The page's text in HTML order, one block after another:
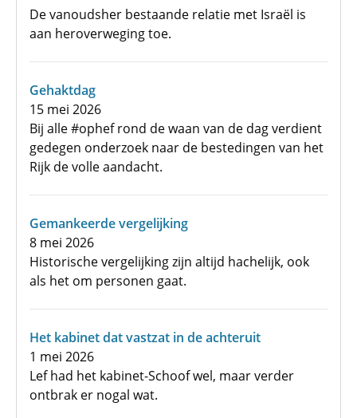
De vanoudsher bestaande relatie met Israël is
aan heroverweging toe.
Gehaktdag
15 mei 2026
Bij alle #ophef rond de waan van de dag verdient
gedegen onderzoek naar de bestedingen van het
Rijk de volle aandacht.
Gemankeerde vergelijking
8 mei 2026
Historische vergelijking zijn altijd hachelijk, ook
als het om personen gaat.
Het kabinet dat vastzat in de achteruit
1 mei 2026
Lef had het kabinet-Schoof wel, maar verder
ontbrak er nogal wat.